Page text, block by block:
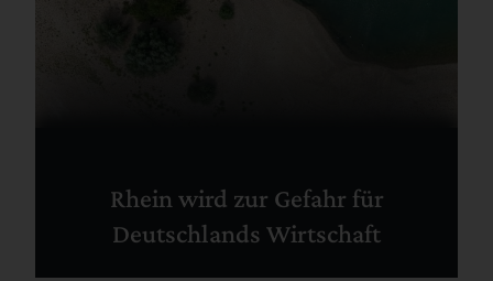
Rhein wird zur Gefahr für
Deutschlands Wirtschaft